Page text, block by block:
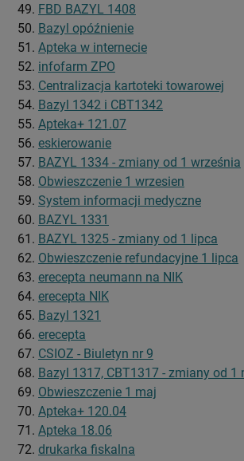
FBD BAZYL 1408
Bazyl opóźnienie
Apteka w internecie
infofarm ZPO
Centralizacja kartoteki towarowej
Bazyl 1342 i CBT1342
Apteka+ 121.07
eskierowanie
BAZYL 1334 - zmiany od 1 września
Obwieszczenie 1 wrzesien
System informacji medyczne
BAZYL 1331
BAZYL 1325 - zmiany od 1 lipca
Obwieszczenie refundacyjne 1 lipca
erecepta neumann na NIK
erecepta NIK
Bazyl 1321
erecepta
CSIOZ - Biuletyn nr 9
Bazyl 1317, CBT1317 - zmiany od 1
Obwieszczenie 1 maj
Apteka+ 120.04
Apteka 18.06
drukarka fiskalna